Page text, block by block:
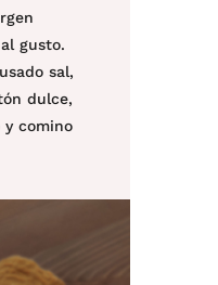
gusto.
sal,
dulce,
y comino